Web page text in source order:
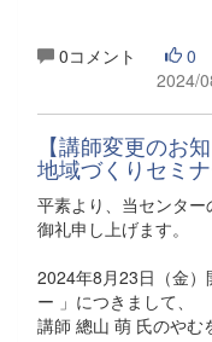
0コメント
0
2024/
【講師変更のお
地域づくりセミ
平素より、当センター
御礼申し上げます。
2024年8月23日（金
ー 」につきまして、
講師 總山 萌 氏のやむ